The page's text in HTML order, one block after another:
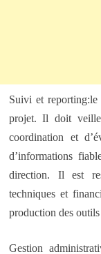
Suivi et reporting:le
projet. Il doit
coordination et
d’informations
direction. Il est
techniques et
production des
Gestion